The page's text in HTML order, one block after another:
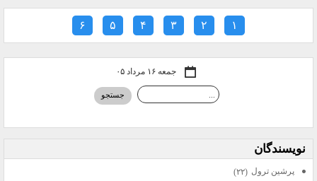
۱ ۲ ۳ ۴ ۵ ۶
جمعه ۱۶ مرداد ۰۵
نويسندگان
پرشين ترول (۲۲)